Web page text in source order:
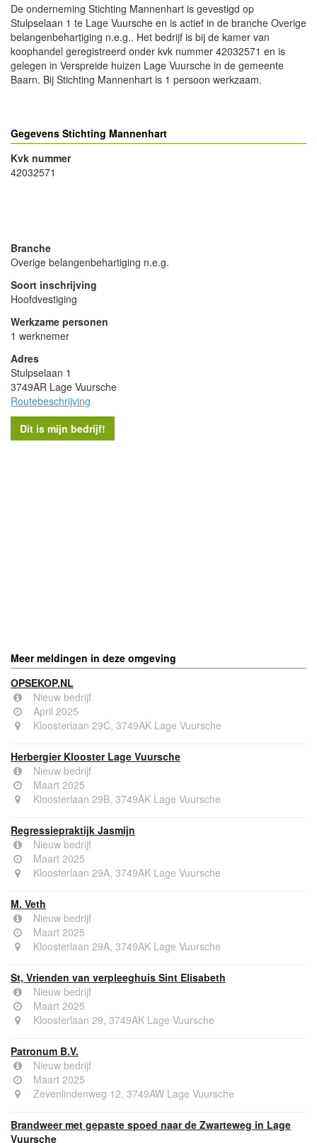
De onderneming Stichting Mannenhart is gevestigd op
Stulpselaan 1 te Lage Vuursche en is actief in de branche Overige
belangenbehartiging n.e.g.. Het bedrijf is bij de kamer van
koophandel geregistreerd onder kvk nummer 42032571 en is
gelegen in Verspreide huizen Lage Vuursche in de gemeente
Baarn. Bij Stichting Mannenhart is 1 persoon werkzaam.
Gegevens Stichting Mannenhart
Kvk nummer
42032571
Branche
Overige belangenbehartiging n.e.g.
Soort inschrijving
Hoofdvestiging
Werkzame personen
1 werknemer
Adres
Stulpselaan 1
3749AR Lage Vuursche
Routebeschrijving
Meer meldingen in deze omgeving
OPSEKOP.NL
Nieuw bedrijf
April 2025
Kloosterlaan 29C, 3749AK Lage Vuursche
Herbergier Klooster Lage Vuursche
Nieuw bedrijf
Maart 2025
Kloosterlaan 29B, 3749AK Lage Vuursche
Regressiepraktijk Jasmijn
Nieuw bedrijf
Maart 2025
Kloosterlaan 29A, 3749AK Lage Vuursche
M. Veth
Nieuw bedrijf
Maart 2025
Kloosterlaan 29A, 3749AK Lage Vuursche
St, Vrienden van verpleeghuis Sint Elisabeth
Nieuw bedrijf
Maart 2025
Kloosterlaan 29, 3749AK Lage Vuursche
Patronum B.V.
Nieuw bedrijf
Maart 2025
Zevenlindenweg 12, 3749AW Lage Vuursche
Brandweer met gepaste spoed naar de Zwarteweg in Lage
Vuursche